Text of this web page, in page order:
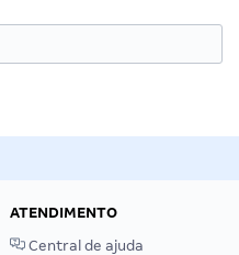
ATENDIMENTO
Central de ajuda